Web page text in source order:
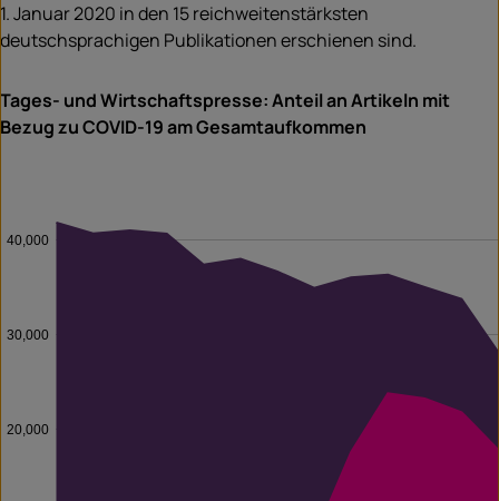
1. Januar 2020 in den 15 reichweitenstärksten
deutschsprachigen Publikationen erschienen sind.
Tages- und Wirtschaftspresse: Anteil an Artikeln mit
Bezug zu COVID-19 am Gesamtaufkommen
20,000
30,000
40,000